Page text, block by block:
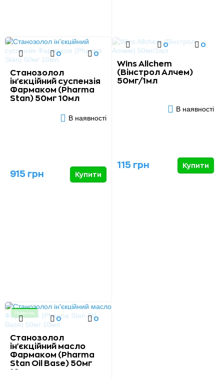
0 0
Станозолол
ін'єкційний суспензія
Фармаком (Pharma
Stan) 50мг 10мл
В наявності
915 грн Купити
0 0
Wins Allchem
(Вінстрол Алчем)
50мг/1мл
В наявності
115 грн Купити
Новинка
0 0
Станозолол
ін'єкційний масло
Фармаком (Pharma
Stan Oil Base) 50мг
10мл